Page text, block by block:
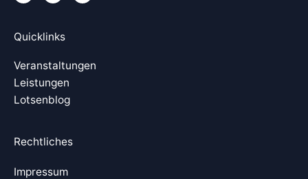
n
d
n
u
Quicklinks
Veranstaltungen
Leistungen
Lotsenblog
Rechtliches
Impressum